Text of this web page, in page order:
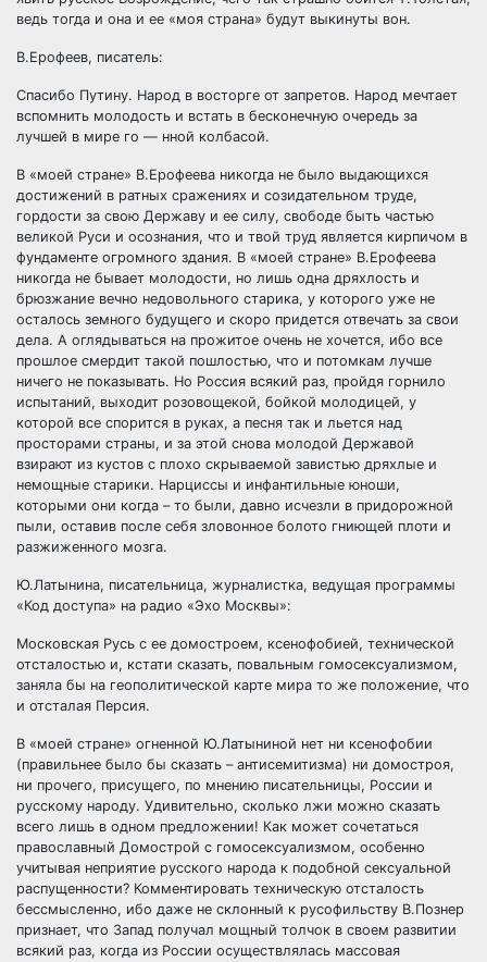
ведь тогда и она и ее «моя страна» будут выкинуты вон.
В.Ерофеев, писатель:
Спасибо Путину. Народ в восторге от запретов. Народ мечтает
вспомнить молодость и встать в бесконечную очередь за
лучшей в мире го — нной колбасой.
В «моей стране» В.Ерофеева никогда не было выдающихся
достижений в ратных сражениях и созидательном труде,
гордости за свою Державу и ее силу, свободе быть частью
великой Руси и осознания, что и твой труд является кирпичом в
фундаменте огромного здания. В «моей стране» В.Ерофеева
никогда не бывает молодости, но лишь одна дряхлость и
брюзжание вечно недовольного старика, у которого уже не
осталось земного будущего и скоро придется отвечать за свои
дела. А оглядываться на прожитое очень не хочется, ибо все
прошлое смердит такой пошлостью, что и потомкам лучше
ничего не показывать. Но Россия всякий раз, пройдя горнило
испытаний, выходит розовощекой, бойкой молодицей, у
которой все спорится в руках, а песня так и льется над
просторами страны, и за этой снова молодой Державой
взирают из кустов с плохо скрываемой завистью дряхлые и
немощные старики. Нарциссы и инфантильные юноши,
которыми они когда – то были, давно исчезли в придорожной
пыли, оставив после себя зловонное болото гниющей плоти и
разжиженного мозга.
Ю.Латынина, писательница, журналистка, ведущая программы
«Код доступа» на радио «Эхо Москвы»:
Московская Русь с ее домостроем, ксенофобией, технической
отсталостью и, кстати сказать, повальным гомосексуализмом,
заняла бы на геополитической карте мира то же положение, что
и отсталая Персия.
В «моей стране» огненной Ю.Латыниной нет ни ксенофобии
(правильнее было бы сказать – антисемитизма) ни домостроя,
ни прочего, присущего, по мнению писательницы, России и
русскому народу. Удивительно, сколько лжи можно сказать
всего лишь в одном предложении! Как может сочетаться
православный Домострой с гомосексуализмом, особенно
учитывая неприятие русского народа к подобной сексуальной
распущенности? Комментировать техническую отсталость
бессмысленно, ибо даже не склонный к русофильству В.Познер
признает, что Запад получал мощный толчок в своем развитии
всякий раз, когда из России осуществлялась массовая